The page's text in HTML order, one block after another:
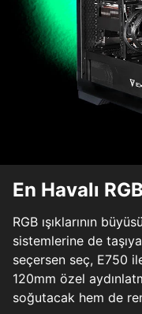
En Havalı
RGB ışıklarının
sistemlerine de
seçersen seç, E750
120mm özel
soğutacak hem de